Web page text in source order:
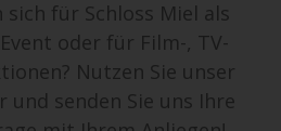
für Schloss Miel als
oder für Film-, TV-
Nutzen Sie unser
und senden Sie uns Ihre